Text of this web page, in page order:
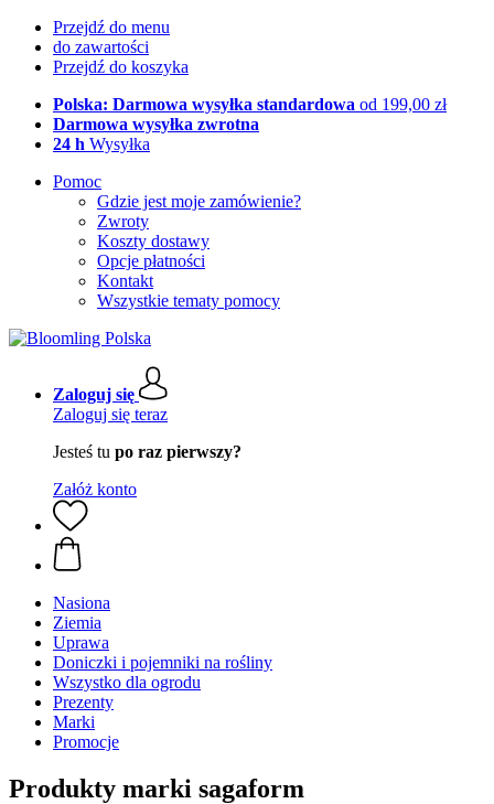
Przejdź do menu
do zawartości
Przejdź do koszyka
Polska: Darmowa wysyłka standardowa od 199,00 zł
Darmowa wysyłka zwrotna
24 h Wysyłka
Pomoc
Gdzie jest moje zamówienie?
Zwroty
Koszty dostawy
Opcje płatności
Kontakt
Wszystkie tematy pomocy
Zaloguj się
Zaloguj się teraz
Jesteś tu po raz pierwszy?
Załóż konto
Nasiona
Ziemia
Uprawa
Doniczki i pojemniki na rośliny
Wszystko dla ogrodu
Prezenty
Marki
Promocje
Produkty marki sagaform